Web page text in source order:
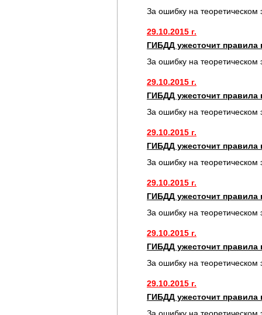
За ошибку на теоретическом
29.10.2015 г.
ГИБДД ужесточит правила
За ошибку на теоретическом
29.10.2015 г.
ГИБДД ужесточит правила
За ошибку на теоретическом
29.10.2015 г.
ГИБДД ужесточит правила
За ошибку на теоретическом
29.10.2015 г.
ГИБДД ужесточит правила
За ошибку на теоретическом
29.10.2015 г.
ГИБДД ужесточит правила
За ошибку на теоретическом
29.10.2015 г.
ГИБДД ужесточит правила